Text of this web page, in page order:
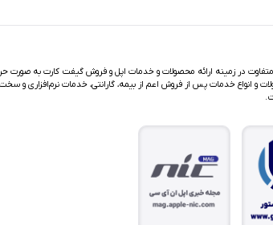
در زمینه ارائه محصولات و خدمات اپل و فروش گیفت کارت به صورت
و انواع خدمات پس از فروش اعم از بیمه، گارانتی، خدمات نرم‌افزاری و